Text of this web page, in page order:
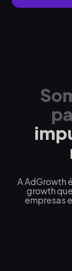
A AdGrowth
growth
empresas